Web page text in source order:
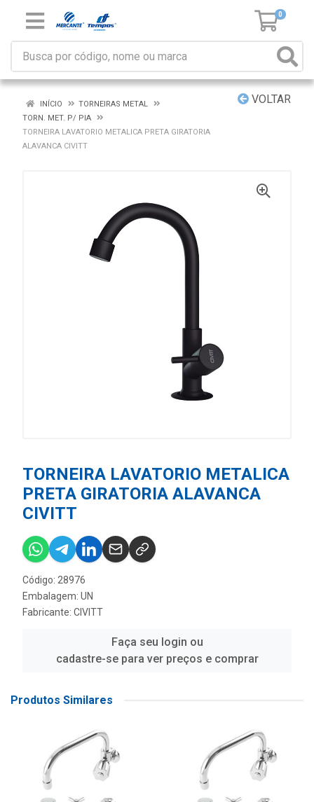
0
VOLTAR
INÍCIO
TORNEIRAS METAL
TORN. MET. P/ PIA
TORNEIRA LAVATORIO METALICA PRETA GIRATORIA
ALAVANCA CIVITT
TORNEIRA LAVATORIO METALICA
PRETA GIRATORIA ALAVANCA
CIVITT
Código: 28976
Embalagem: UN
Fabricante: CIVITT
Faça seu login ou
cadastre-se para ver preços e comprar
Produtos Similares